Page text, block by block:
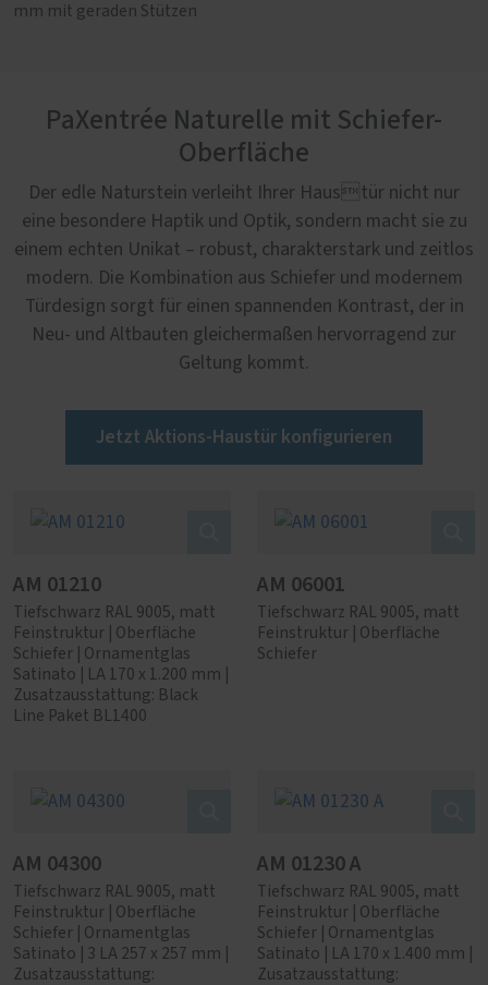
mm mit geraden Stützen
PaXentrée Naturelle mit Schiefer-
Oberfläche
Der edle Naturstein verleiht Ihrer Haustür nicht nur
eine besondere Haptik und Optik, sondern macht sie zu
einem echten Unikat – robust, charakterstark und zeitlos
modern. Die Kombination aus Schiefer und modernem
Türdesign sorgt für einen spannenden Kontrast, der in
Neu- und Altbauten gleichermaßen hervorragend zur
Geltung kommt.
Jetzt Aktions-Haustür konfigurieren
AM 01210
Tiefschwarz RAL 9005, matt
Feinstruktur | Oberfläche
Schiefer | Ornamentglas
Satinato | LA 170 x 1.200 mm |
Zusatzausstattung: Black
Line Paket BL1400
AM 06001
Tiefschwarz RAL 9005, matt
Feinstruktur | Oberfläche
Schiefer
AM 04300
Tiefschwarz RAL 9005, matt
Feinstruktur | Oberfläche
Schiefer | Ornamentglas
Satinato | 3 LA 257 x 257 mm |
Zusatzausstattung:
AM 01230 A
Tiefschwarz RAL 9005, matt
Feinstruktur | Oberfläche
Schiefer | Ornamentglas
Satinato | LA 170 x 1.400 mm |
Zusatzausstattung: